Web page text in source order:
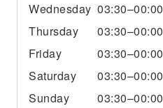
Wednesday 03:30–00:00
Thursday
03:30–00:00
Friday
03:30–00:00
Saturday
03:30–00:00
Sunday
03:30–00:00